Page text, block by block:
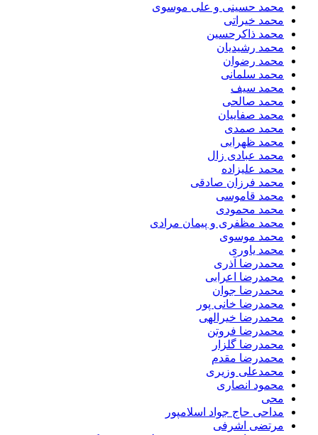
محمد حسینی و علی موسوی
محمد خیراتی
محمد ذاکرحسین
محمد رشیدیان
محمد رضوان
محمد سلمانی
محمد سیف
محمد صالحی
محمد صفاییان
محمد صمدی
محمد ظهرابی
محمد عبادی زال
محمد علیزاده
محمد فرزان صادقی
محمد قاموسی
محمد محمودی
محمد مظفری و پیمان مرادی
محمد موسوی
محمد یاوری
محمدرضا آذری
محمدرضا اعرابی
محمدرضا جوان
محمدرضا خانی پور
محمدرضا خیرالهی
محمدرضا فروتن
محمدرضا گلزار
محمدرضا مقدم
محمدعلی وزیری
محمود انصاری
محی
مداحی حاج جواد اسلامپور
مرتضی اشرفی